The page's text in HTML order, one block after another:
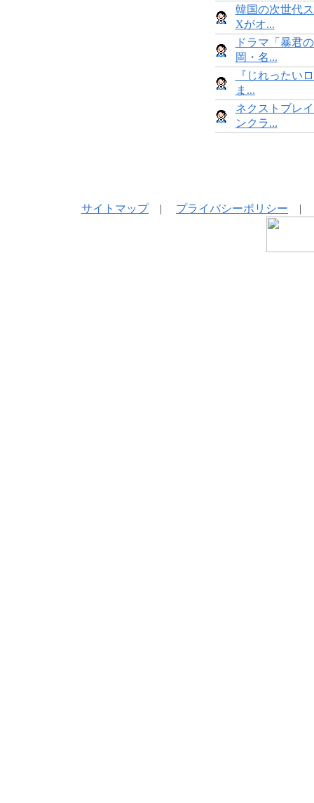
韓国の次世代
Xがオ...
ドラマ「暴君
岡・名...
『じれったい
ま...
ネクストブレ
ンクラ...
サイトマップ| プライバシーポリシー